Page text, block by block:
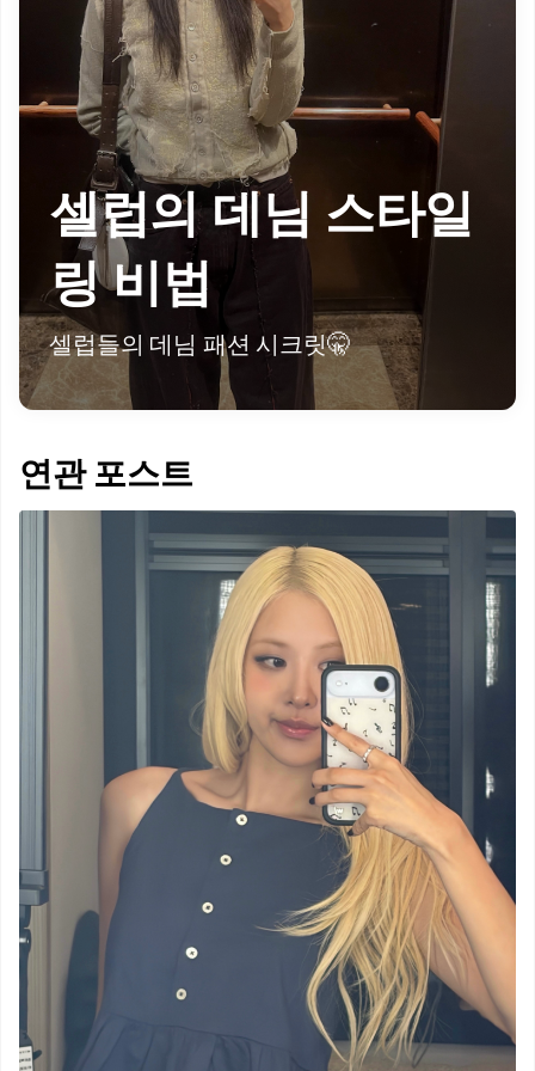
셀럽의 데님 스타일
링 비법
셀럽들의 데님 패션 시크릿🤫
연관 포스트